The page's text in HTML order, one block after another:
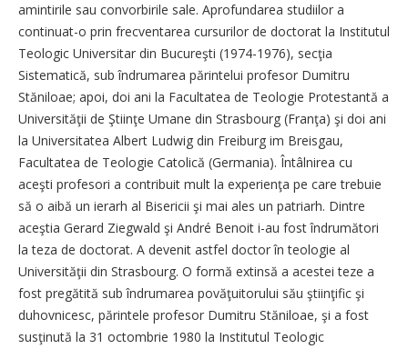
amintirile sau convorbirile sale. Aprofundarea studiilor a
continuat-o prin frecventarea cursurilor de doctorat la Institutul
Teologic Universitar din Bucureşti (1974-1976), secţia
Sistematică, sub îndrumarea părintelui profesor Dumitru
Stăniloae; apoi, doi ani la Facultatea de Teologie Protestantă a
Universităţii de Ştiinţe Umane din Strasbourg (Franţa) şi doi ani
la Universitatea Albert Ludwig din Freiburg im Breisgau,
Facultatea de Teologie Catolică (Germania). Întâlnirea cu
aceşti profesori a contribuit mult la experienţa pe care trebuie
să o aibă un ierarh al Bisericii şi mai ales un patriarh. Dintre
aceştia Gerard Ziegwald şi André Benoit i-au fost îndrumători
la teza de doctorat. A devenit astfel doctor în teologie al
Universităţii din Strasbourg. O formă extinsă a acestei teze a
fost pregătită sub îndrumarea povăţuitorului său ştiinţific şi
duhovnicesc, părintele profesor Dumitru Stăniloae, şi a fost
susţinută la 31 octombrie 1980 la Institutul Teologic